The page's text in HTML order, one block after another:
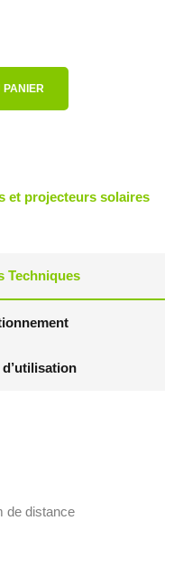
PANIER
et projecteurs solaires
Techniques
de distance